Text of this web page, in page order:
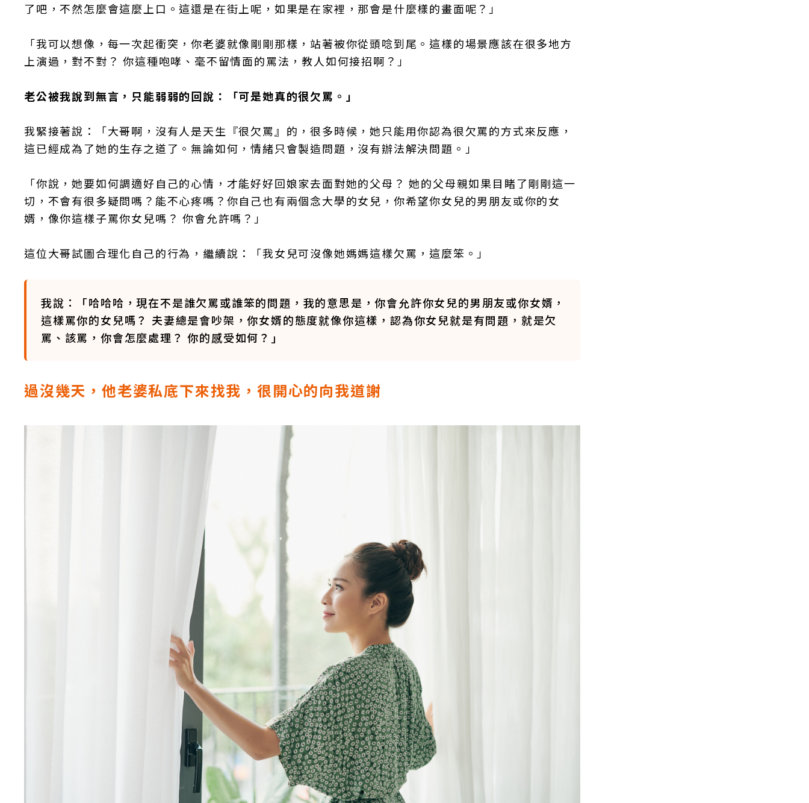
了吧，不然怎麼會這麼上口。這還是在街上呢，如果是在家裡，那會是什麼樣的畫面呢？」
「我可以想像，每一次起衝突，你老婆就像剛剛那樣，站著被你從頭唸到尾。這樣的場景應該在很多地方
上演過，對不對？ 你這種咆哮、毫不留情面的罵法，教人如何接招啊？」
老公被我說到無言，只能弱弱的回說：「可是她真的很欠罵。」
我緊接著說：「大哥啊，沒有人是天生『很欠罵』的，很多時候，她只能用你認為很欠罵的方式來反應，
這已經成為了她的生存之道了。無論如何，情緒只會製造問題，沒有辦法解決問題。」
「你說，她要如何調適好自己的心情，才能好好回娘家去面對她的父母？ 她的父母親如果目睹了剛剛這一
切，不會有很多疑問嗎？能不心疼嗎？你自己也有兩個念大學的女兒，你希望你女兒的男朋友或你的女
婿，像你這樣子罵你女兒嗎？ 你會允許嗎？」
這位大哥試圖合理化自己的行為，繼續說：「我女兒可沒像她媽媽這樣欠罵，這麼笨。」
我說：「哈哈哈，現在不是誰欠罵或誰笨的問題，我的意思是，你會允許你女兒的男朋友或你女婿，
這樣罵你的女兒嗎？ 夫妻總是會吵架，你女婿的態度就像你這樣，認為你女兒就是有問題，就是欠
罵、該罵，你會怎麼處理？ 你的感受如何？」
過沒幾天，他老婆私底下來找我，很開心的向我道謝